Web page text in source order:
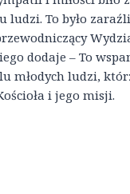
ludzi. To było
dodaje – To
młodych ludzi,
i jego misji.